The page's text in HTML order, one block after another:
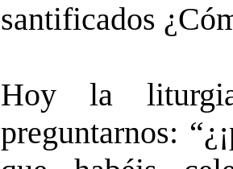
santificados
Hoy la
preguntarnos: